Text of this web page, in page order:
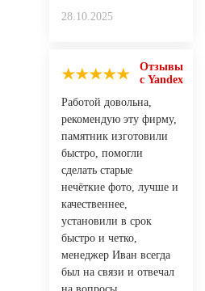
28.10.2025
Отзывы
с Yandex
Работой довольна,
рекомендую эту фирму,
памятник изготовили
быстро, помогли
сделать старые
нечёткие фото, лучше и
качественнее,
установили в срок
быстро и четко,
менеджер Иван всегда
был на связи и отвечал